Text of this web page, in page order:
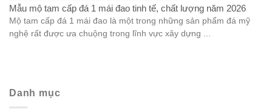
Mẫu mộ tam cấp đá 1 mái đao tinh tế, chất lượng năm 2026
Mộ tam cấp đá 1 mái đao là một trong những sản phẩm đá mỹ
nghệ rất được ưa chuộng trong lĩnh vực xây dựng ...
Danh mục